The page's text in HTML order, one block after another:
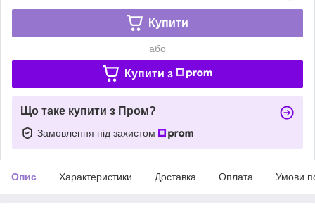
Купити
або
Купити з
Що таке купити з Пром?
Замовлення під захистом
Опис Характеристики Доставка Оплата Умови